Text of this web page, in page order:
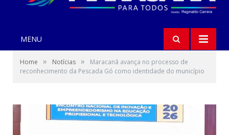
MENU
Home » Notícias »
Maracanã avança no processo de
reconhecimento da Pescada Gó como identidade do município